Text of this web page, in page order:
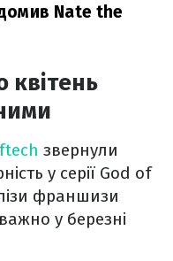
Nate the
квітень
звернули
у серії God of
франшизи
у березні